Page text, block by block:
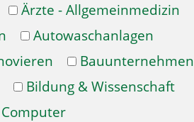
Ärzte - Allgemeinmedizin
Autowaschanlagen
Bauunternehmen
Bildung & Wissenschaft
Computer